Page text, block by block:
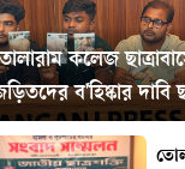
কলেজ
ব'হিষ্কার দাবি